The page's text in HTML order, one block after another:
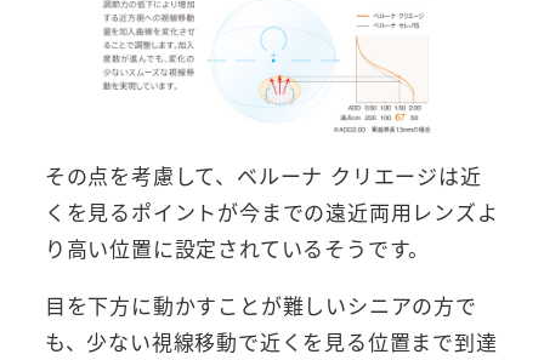
その点を考慮して、ベルーナ クリエージは近
くを見るポイントが今までの遠近両用レンズよ
り高い位置に設定されているそうです。
目を下方に動かすことが難しいシニアの方で
も、少ない視線移動で近くを見る位置まで到達